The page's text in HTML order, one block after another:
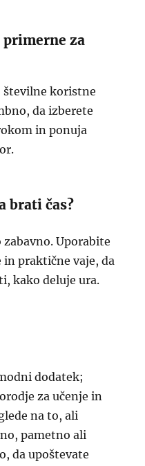
primerne za
številne koristne
da izberete
in ponuja
brati čas?
Uporabite
praktične vaje, da
kako deluje ura.
dodatek;
za učenje in
na to, ali
pametno ali
da upoštevate